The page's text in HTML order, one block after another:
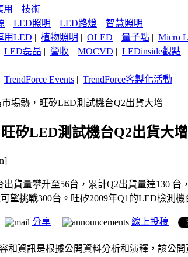
用 | 技術
| LED照明 | LED路燈 | 智慧照明
用LED | 植物照明 | OLED | 量子點 | Micro
LED磊晶 | 營收 | MOCVD | LEDinside觀點
TrendForce Events | TrendForce客製化活動
場熱，旺矽LED測試機台Q2出貨大增
矽LED測試機台Q2出貨大增
出貨量攀升至56台，累計Q2出貨量達130
望挑戰300台。旺矽2009年Q1的LED檢測機
分享
線上投稿
和資訊是根據公開資料分析和演釋，該公